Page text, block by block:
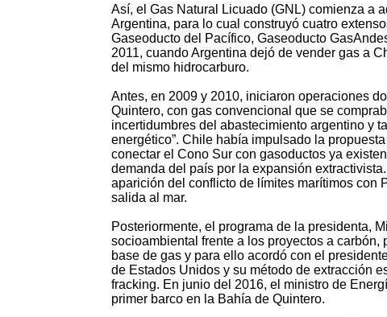
Así, el Gas Natural Licuado (GNL) comienza a
Argentina, para lo cual construyó cuatro
Gaseoducto del Pacífico, Gaseoducto
2011, cuando Argentina dejó de vender gas a
del mismo hidrocarburo.
Antes, en 2009 y 2010, iniciaron operaciones
Quintero, con gas convencional que se
incertidumbres del abastecimiento argentino y
energético”. Chile había impulsado la
conectar el Cono Sur con gasoductos ya
demanda del país por la expansión
aparición del conflicto de límites marítimos con
salida al mar.
Posteriormente, el programa de la presidenta,
socioambiental frente a los proyectos a
base de gas y para ello acordó con el
de Estados Unidos y su método de extracción
fracking. En junio del 2016, el ministro de
primer barco en la Bahía de Quintero.